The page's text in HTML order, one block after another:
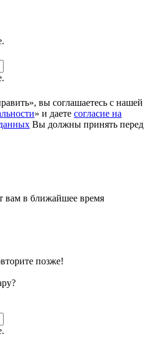
вы соглашаетесь с нашей
» и даете согласие на
Вы должны принять перед
вам в ближайшее время
позже!